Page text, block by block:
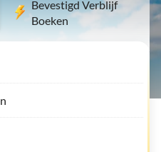
Bevestigd Verblijf
Boeken